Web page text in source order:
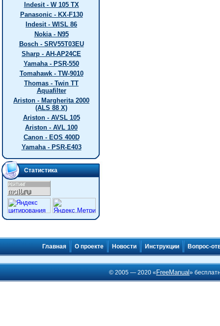
Indesit - W 105 TX
Panasonic - KX-F130
Indesit - WISL 86
Nokia - N95
Bosch - SRV55T03EU
Sharp - AH-AP24CE
Yamaha - PSR-550
Tomahawk - TW-9010
Thomas - Twin TT
Aquafilter
Ariston - Margherita 2000
(ALS 88 X)
Ariston - AVSL 105
Ariston - AVL 100
Canon - EOS 400D
Yamaha - PSR-E403
Статистика
Главная О проекте Новости Инструкции Вопрос-
© 2005 — 2020 « FreeManual»